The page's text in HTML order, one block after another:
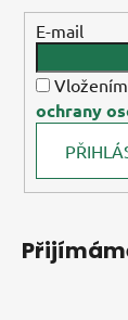
E-mail
ochrany